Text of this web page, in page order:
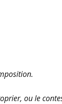
ou le